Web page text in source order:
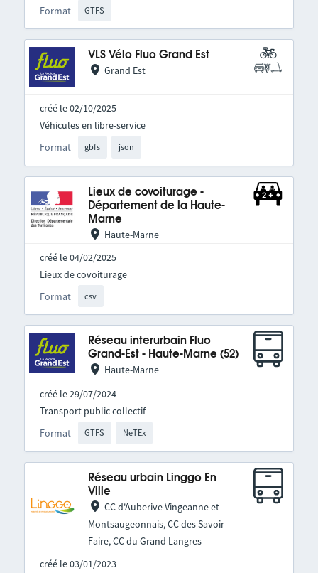
Format GTFS
VLS Vélo Fluo Grand Est
Grand Est
créé le 02/10/2025
Format gbfs json
Véhicules en libre-service
Lieux de covoiturage -
Département de la Haute-
Marne
Haute-Marne
créé le 04/02/2025
Format csv
Lieux de covoiturage
Réseau interurbain Fluo
Grand-Est - Haute-Marne (52)
Haute-Marne
créé le 29/07/2024
Format GTFS NeTEx
Transport public collectif
Réseau urbain Linggo En
Ville
CC d'Auberive Vingeanne et
Montsaugeonnais, CC des Savoir-
Faire, CC du Grand Langres
créé le 03/01/2023